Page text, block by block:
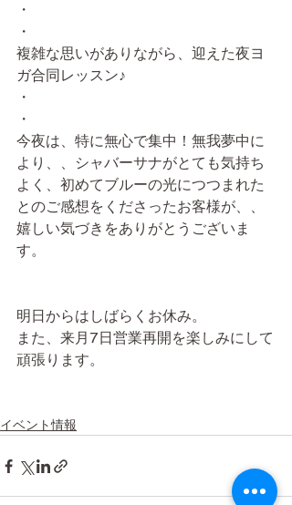
・
・
複雑な思いがありながら、迎えた夜ヨ
ガ合同レッスン♪
・
・
今夜は、特に無心で集中！無我夢中に
より、、シャバーサナがとても気持ち
よく、初めてブルーの光につつまれた
とのご感想をくださったお客様が、、
嬉しい気づきをありがとうございま
す。
明日からはしばらくお休み。
また、来月7日営業再開を楽しみにして
頑張ります。
イベント情報